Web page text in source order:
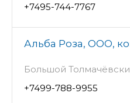
+7495-744-7767
Альба Роза, ООО,
Большой
+7499-788-9955